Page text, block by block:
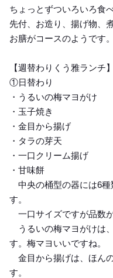
ちょっとずついろいろ食
先付、お造り、揚げ物、
お膳がコースのようです。
【週替わりくう雅ランチ
①日替わり
・うるいの梅マヨがけ
・玉子焼き
・金目から揚げ
・タラの芽天
・一口クリーム揚げ
・甘味餅
中央の桶型の器には6種
す。
一口サイズですが品数が
うるいの梅マヨがけは
す。梅マヨいいですね。
金目から揚げは、ほん
す。